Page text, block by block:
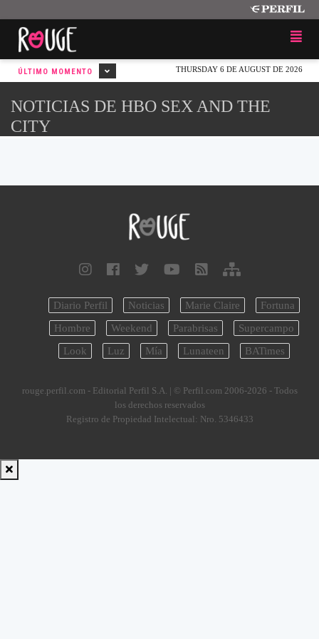
THURSDAY 6 DE AUGUST DE 2026
ÚLTIMO MOMENTO
NOTICIAS DE HBO SEX AND THE
CITY
Diario Perfil Noticias Marie Claire
Fortuna
Hombre
Weekend Parabrisas
Supercampo
Look
Luz Mía Lunateen BATimes
rouge.perfil.com - Editorial Perfil S.A. | © Perfil.com 2006-2026 - Todos
los derechos reservados
Registro de Propiedad Intelectual: Nro. 5346433